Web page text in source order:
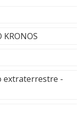
KRONOS
extraterrestre -